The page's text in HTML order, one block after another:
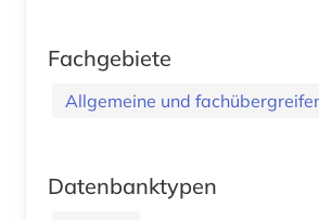
Fachgebiete
Allgemeine und
Datenbanktypen